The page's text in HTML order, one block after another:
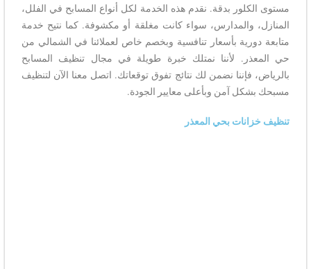
مستوى الكلور بدقة. نقدم هذه الخدمة لكل أنواع المسابح في الفلل،
المنازل، والمدارس، سواء كانت مغلقة أو مكشوفة. كما نتيح خدمة
متابعة دورية بأسعار تنافسية وبخصم خاص لعملائنا في الشمالي من
حي المعذر. لأننا نمتلك خبرة طويلة في مجال تنظيف المسابح
بالرياض، فإننا نضمن لك نتائج تفوق توقعاتك. اتصل معنا الآن لتنظيف
مسبحك بشكل آمن وبأعلى معايير الجودة.
تنظيف خزانات بحي المعذر